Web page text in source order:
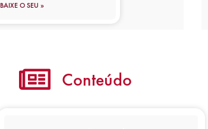
BAIXE O SEU »
Conteúdo